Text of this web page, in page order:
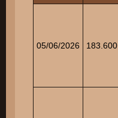
05/06/2026 183.600